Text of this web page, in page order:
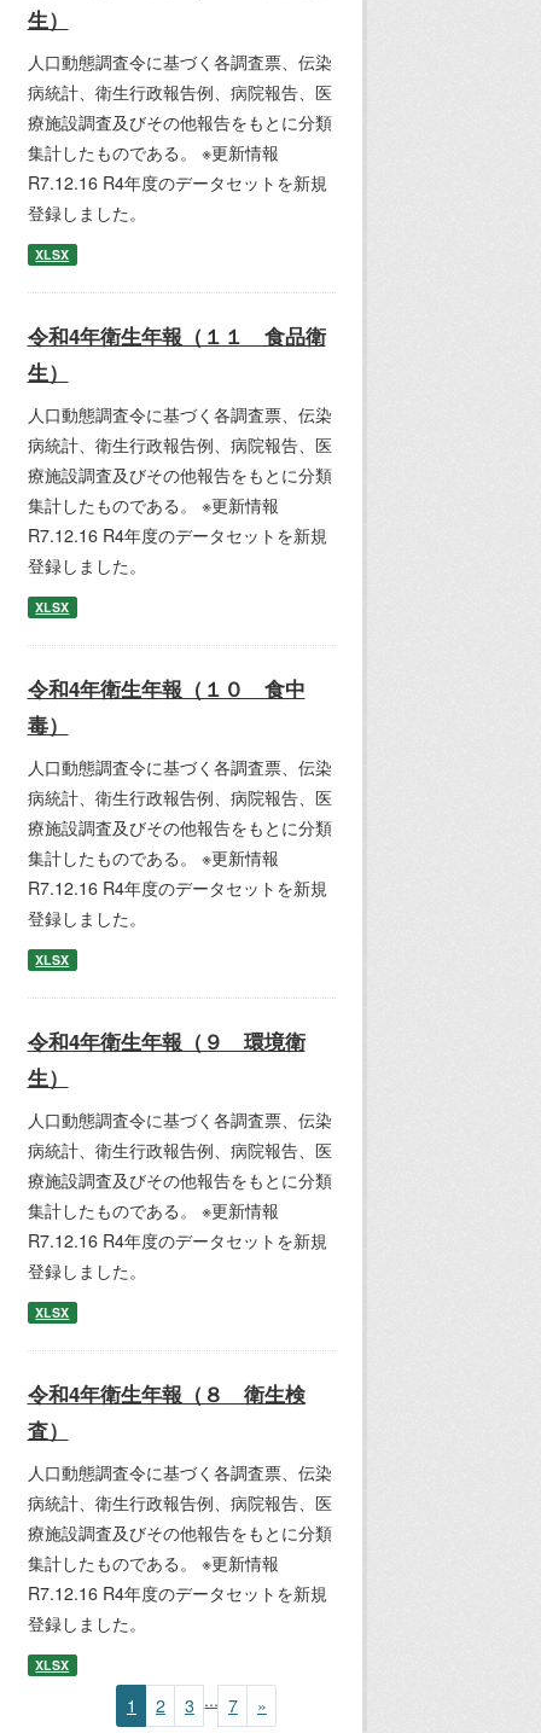
生）
人口動態調査令に基づく各調査票、伝染
病統計、衛生行政報告例、病院報告、医
療施設調査及びその他報告をもとに分類
集計したものである。 ※更新情報
R7.12.16 R4年度のデータセットを新規
登録しました。
XLSX
令和4年衛生年報（１１ 食品衛
生）
人口動態調査令に基づく各調査票、伝染
病統計、衛生行政報告例、病院報告、医
療施設調査及びその他報告をもとに分類
集計したものである。 ※更新情報
R7.12.16 R4年度のデータセットを新規
登録しました。
XLSX
令和4年衛生年報（１０ 食中
毒）
人口動態調査令に基づく各調査票、伝染
病統計、衛生行政報告例、病院報告、医
療施設調査及びその他報告をもとに分類
集計したものである。 ※更新情報
R7.12.16 R4年度のデータセットを新規
登録しました。
XLSX
令和4年衛生年報（９ 環境衛
生）
人口動態調査令に基づく各調査票、伝染
病統計、衛生行政報告例、病院報告、医
療施設調査及びその他報告をもとに分類
集計したものである。 ※更新情報
R7.12.16 R4年度のデータセットを新規
登録しました。
XLSX
令和4年衛生年報（８ 衛生検
査）
人口動態調査令に基づく各調査票、伝染
病統計、衛生行政報告例、病院報告、医
療施設調査及びその他報告をもとに分類
集計したものである。 ※更新情報
R7.12.16 R4年度のデータセットを新規
登録しました。
XLSX
1 2 3 ... 7 »